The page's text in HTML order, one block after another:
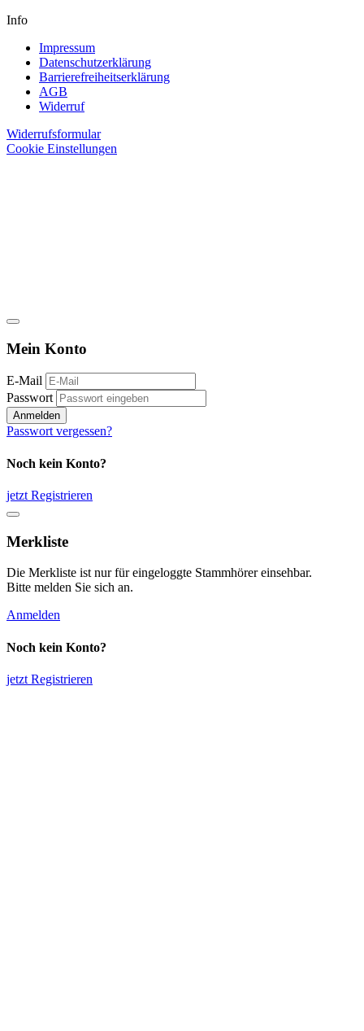
Info
Impressum
Datenschutzerklärung
Barrierefreiheitserklärung
AGB
Widerruf
Widerrufsformular
Cookie Einstellungen
Mein Konto
E-Mail
Passwort
Anmelden
Passwort vergessen?
Noch kein Konto?
jetzt Registrieren
Merkliste
Die Merkliste ist nur für eingeloggte Stammhörer einsehbar.
Bitte melden Sie sich an.
Anmelden
Noch kein Konto?
jetzt Registrieren